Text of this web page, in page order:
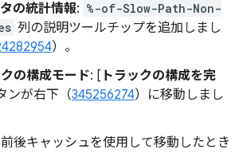
の統計情報: %-of-Slow-Path-Non-
列の説明ツールチップを追加しまし
）。
の構成モード: [ トラックの構成を完
ンが右下（345256274）に移動しまし
後キャッシュを使用して移動したとき